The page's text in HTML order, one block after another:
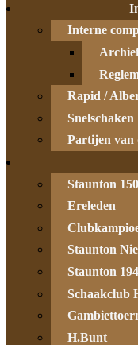
Interne
Rapid /
Snelschaken
Partijen van
Staunton
Ereleden
Staunton
Staunton
Schaakclub
H.Bunt